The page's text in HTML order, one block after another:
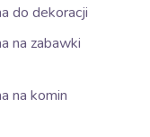
do dekoracji
na zabawki
na komin